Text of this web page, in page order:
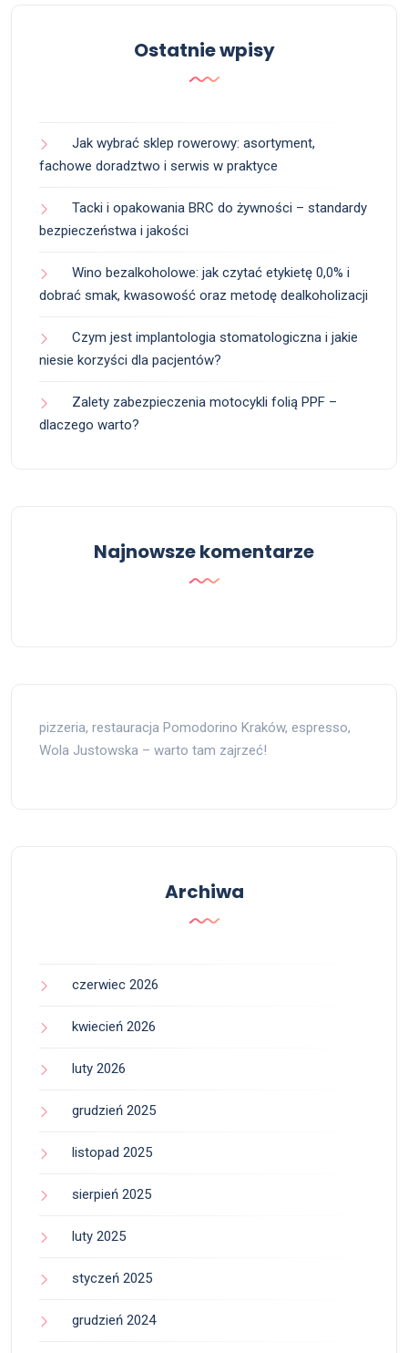
Ostatnie wpisy
Jak wybrać sklep rowerowy: asortyment,
fachowe doradztwo i serwis w praktyce
Tacki i opakowania BRC do żywności – standardy
bezpieczeństwa i jakości
Wino bezalkoholowe: jak czytać etykietę 0,0% i
dobrać smak, kwasowość oraz metodę dealkoholizacji
Czym jest implantologia stomatologiczna i jakie
niesie korzyści dla pacjentów?
Zalety zabezpieczenia motocykli folią PPF –
dlaczego warto?
Najnowsze komentarze
pizzeria, restauracja Pomodorino Kraków, espresso,
Wola Justowska – warto tam zajrzeć!
Archiwa
czerwiec 2026
kwiecień 2026
luty 2026
grudzień 2025
listopad 2025
sierpień 2025
luty 2025
styczeń 2025
grudzień 2024